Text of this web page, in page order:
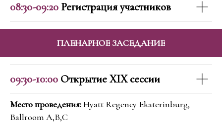
05 июня 2026
08:30-09:20 Регистрация участников
ПЛЕНАРНОЕ ЗАСЕДАНИЕ
09:30-10:00 Открытие XIX сессии
Место проведения:Hyatt Regency Ekaterinburg,
Ballroom A,B,C